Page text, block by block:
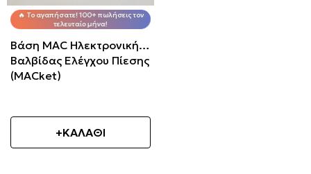
🔥 Το αγαπήσατε! 100+ πωλήσεις τον
τελευταίο μήνα!
Βάση MAC Ηλεκτρονικής
Βαλβίδας Ελέγχου Πίεσης
(MACket)
+ΚΑΛΑΘΙ